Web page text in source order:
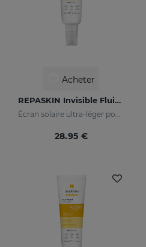
Acheter
REPASKIN Invisible Fluid SPF50+
Écran solaire ultra-léger pour le visage
28.95 €